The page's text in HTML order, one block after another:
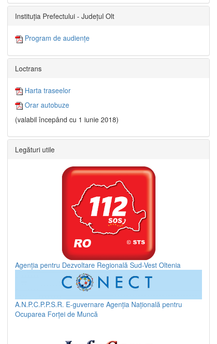
Instituția Prefectului - Județul Olt
Program de audiențe
Loctrans
Harta traseelor
Orar autobuze
(valabil începând cu 1 iunie 2018)
Legături utile
Agenția pentru Dezvoltare Regională Sud-Vest Oltenia
A.N.P.C.P.P.S.R. E-guvernare Agenția Națională pentru
Ocuparea Forței de Muncă